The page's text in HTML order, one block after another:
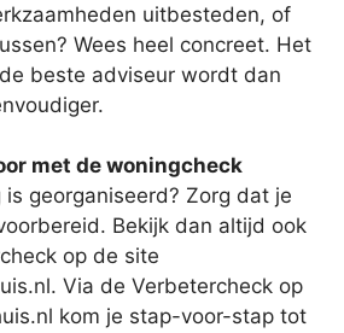
uitbesteden, of
Wees heel concreet. Het
beste adviseur wordt dan
met de woningcheck
is georganiseerd? Zorg dat je
Bekijk dan altijd ook
op de site
Via de Verbetercheck op
kom je stap-voor-stap tot